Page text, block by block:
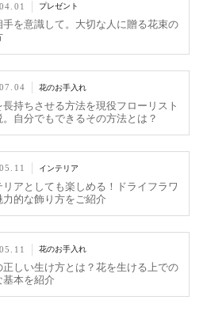
プレゼント
手を意識して。大切な人に贈る花束の
花のお手入れ
長持ちさせる方法を現役フローリスト
。自分でもできるその方法とは？
インテリア
リアとしても楽しめる！ドライフラワ
力的な飾り方をご紹介
花のお手入れ
正しい生け方とは？花を生ける上での
基本を紹介